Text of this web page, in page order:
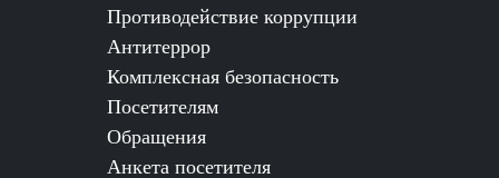
Противодействие коррупции
Антитеррор
Комплексная безопасность
Посетителям
Обращения
Анкета посетителя